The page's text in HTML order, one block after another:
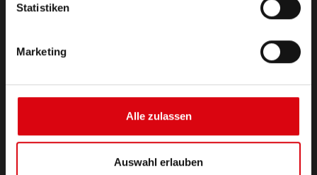
Statistiken
Marketing
Alle zulassen
Auswahl erlauben
Zubehör für PKW und Nutzfahrzeuge
(Semi-) Traktion & Standby